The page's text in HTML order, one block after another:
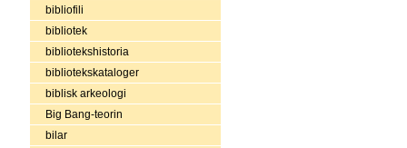
bibliofili
bibliotek
bibliotekshistoria
bibliotekskataloger
biblisk arkeologi
Big Bang-teorin
bilar